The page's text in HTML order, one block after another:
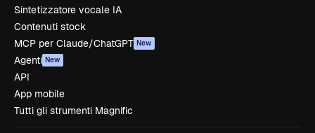
Sintetizzatore vocale IA
Contenuti stock
MCP per Claude/ChatGPT New
Agenti New
API
App mobile
Tutti gli strumenti Magnific